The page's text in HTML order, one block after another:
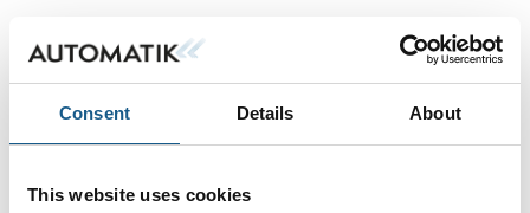
Consent Details About
This website uses cookies